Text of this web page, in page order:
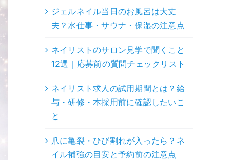
ジェルネイル当日のお風呂は大丈
夫？水仕事・サウナ・保湿の注意点
ネイリストのサロン見学で聞くこと
12選｜応募前の質問チェックリスト
ネイリスト求人の試用期間とは？給
与・研修・本採用前に確認したいこ
と
爪に亀裂・ひび割れが入ったら？ネ
イル補強の目安と予約前の注意点